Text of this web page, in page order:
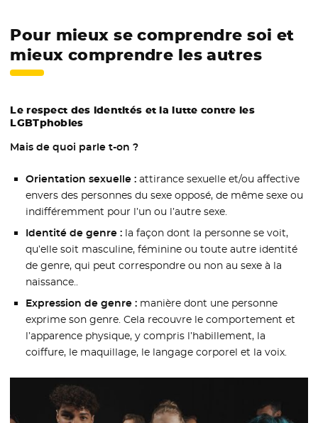
Pour mieux se comprendre soi et
mieux comprendre les autres
Le respect des identités et la lutte contre les
LGBTphobies
Mais de quoi parle t-on ?
Orientation sexuelle :attirance sexuelle et/ou affective
envers des personnes du sexe opposé, de même sexe ou
indifféremment pour l’un ou l’autre sexe.
Identité de genre :la façon dont la personne se voit,
qu’elle soit masculine, féminine ou toute autre identité
de genre, qui peut correspondre ou non au sexe à la
naissance..
Expression de genre :manière dont une personne
exprime son genre. Cela recouvre le comportement et
l’apparence physique, y compris l’habillement, la
coiffure, le maquillage, le langage corporel et la voix.